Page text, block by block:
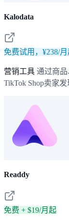
Kalodata
免费试用，¥238/
营销工具 通过商
TikTok Shop卖家
Readdy
免费 + $19/月起